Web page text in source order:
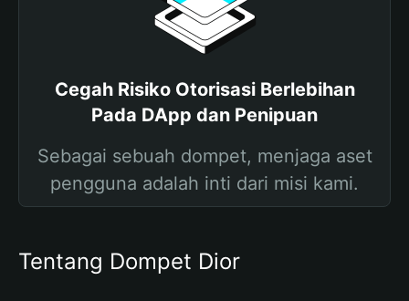
Cegah Risiko Otorisasi Berlebihan
Pada DApp dan Penipuan
Sebagai sebuah dompet, menjaga aset
pengguna adalah inti dari misi kami.
Tentang Dompet Dior